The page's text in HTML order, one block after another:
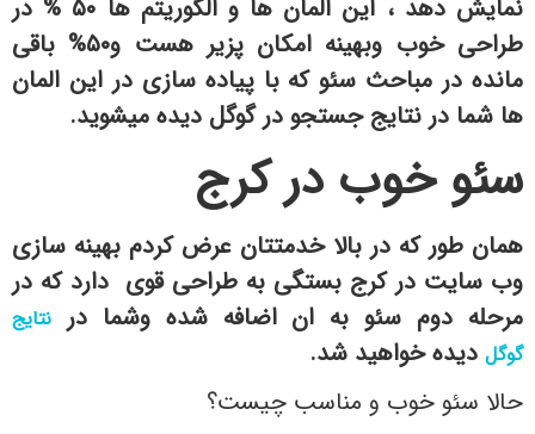
نمایش دهد ، این المان ها و الگوریتم ها ۵۰ % در
طراحی خوب وبهینه امکان پزیر هست و۵۰% باقی
مانده در مباحث سئو که با پیاده سازی در این المان
ها شما در نتایج جستجو در گوگل دیده میشوید.
سئو خوب در کرج
همان طور که در بالا خدمتتان عرض کردم بهینه سازی
وب سایت در کرج بستگی به طراحی قوی دارد که در
مرحله دوم سئو به ان اضافه شده وشما در نتایج
گوگل دیده خواهید شد.
حالا سئو خوب و مناسب چیست؟